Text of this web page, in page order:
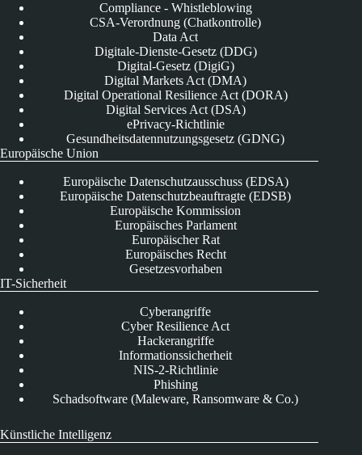
Compliance - Whistleblowing
CSA-Verordnung (Chatkontrolle)
Data Act
Digitale-Dienste-Gesetz (DDG)
Digital-Gesetz (DigiG)
Digital Markets Act (DMA)
Digital Operational Resilience Act (DORA)
Digital Services Act (DSA)
ePrivacy-Richtlinie
Gesundheitsdatennutzungsgesetz (GDNG)
Europäische Union
Europäische Datenschutzausschuss (EDSA)
Europäische Datenschutzbeauftragte (EDSB)
Europäische Kommission
Europäisches Parlament
Europäischer Rat
Europäisches Recht
Gesetzesvorhaben
IT-Sicherheit
Cyberangriffe
Cyber Resilience Act
Hackerangriffe
Informationssicherheit
NIS-2-Richtlinie
Phishing
Schadsoftware (Maleware, Ransomware & Co.)
Künstliche Intelligenz